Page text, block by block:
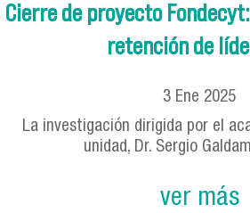
Cierre de proyecto
retención de
3 Ene 2025
La investigación dirigida por el
unidad, Dr. Sergio
ver más